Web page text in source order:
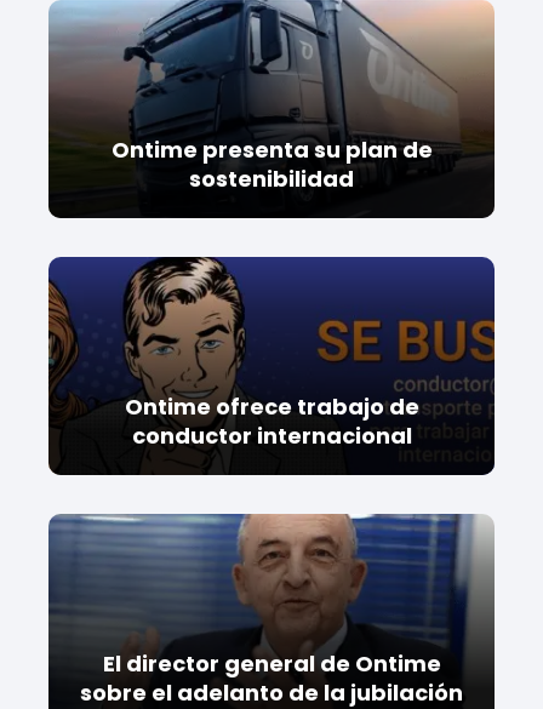
Ontime presenta su plan de
sostenibilidad
Ontime ofrece trabajo de
conductor internacional
El director general de Ontime
sobre el adelanto de la jubilación